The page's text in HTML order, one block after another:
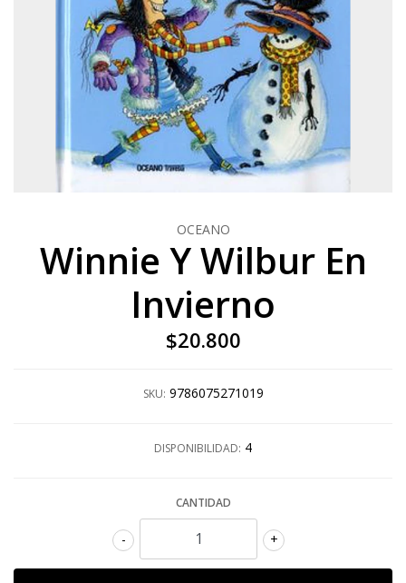
OCEANO
Winnie Y Wilbur En
Invierno
$20.800
SKU: 9786075271019
DISPONIBILIDAD: 4
CANTIDAD
+
-